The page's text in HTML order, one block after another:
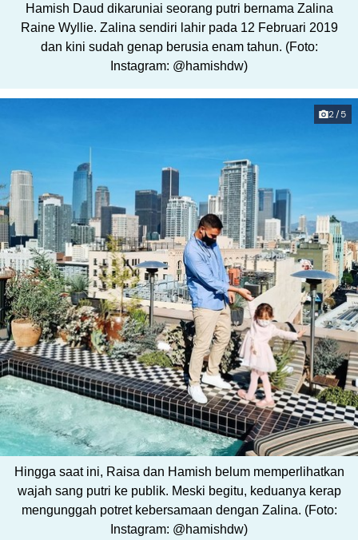
Hamish Daud dikaruniai seorang putri bernama Zalina
Raine Wyllie. Zalina sendiri lahir pada 12 Februari 2019
dan kini sudah genap berusia enam tahun. (Foto:
Instagram: @hamishdw)
2/5
Hingga saat ini, Raisa dan Hamish belum memperlihatkan
wajah sang putri ke publik. Meski begitu, keduanya kerap
mengunggah potret kebersamaan dengan Zalina. (Foto:
Instagram: @hamishdw)